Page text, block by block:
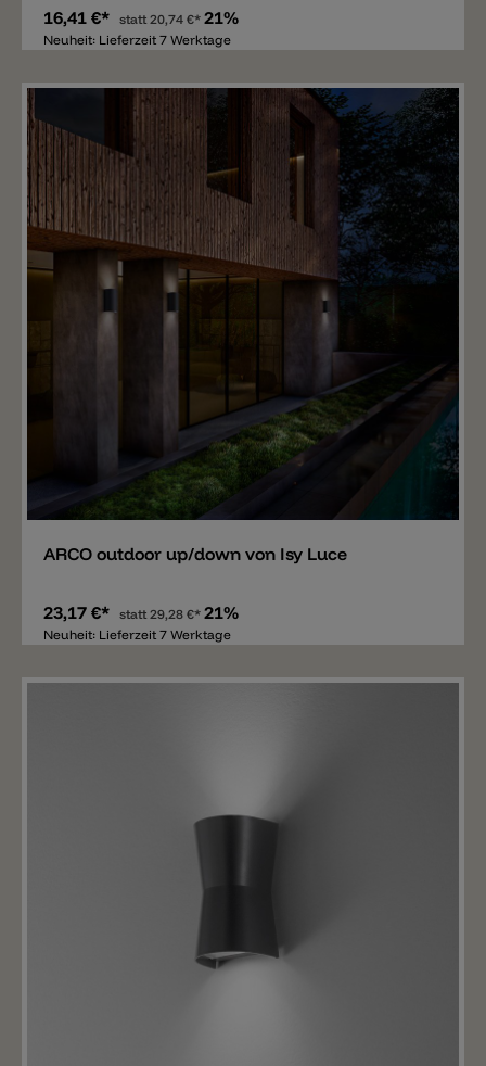
16,41 €* statt20,74 €* 21%
Neuheit: Lieferzeit 7 Werktage
Merken
ARCO outdoor up/down von Isy Luce
23,17 €* statt29,28 €* 21%
Neuheit: Lieferzeit 7 Werktage